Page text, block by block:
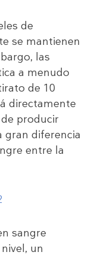
de
se mantienen
las
a menudo
de 10
directamente
producir
gran diferencia
entre la
sangre
un